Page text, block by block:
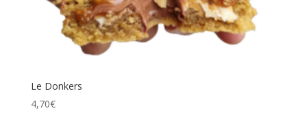
Le Donkers
4,70€